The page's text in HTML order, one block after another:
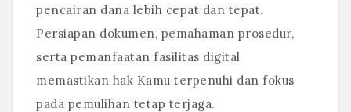
pencairan dana lebih cepat dan tepat.
Persiapan dokumen, pemahaman prosedur,
serta pemanfaatan fasilitas digital
memastikan hak Kamu terpenuhi dan fokus
pada pemulihan tetap terjaga.